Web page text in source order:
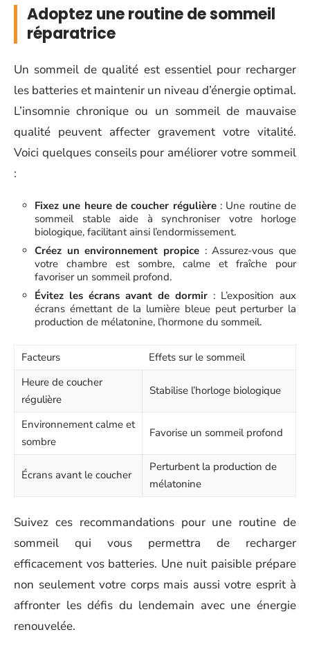
Adoptez une routine de sommeil
réparatrice
Un sommeil de qualité est essentiel pour recharger
les batteries et maintenir un niveau d’énergie optimal.
L’insomnie chronique ou un sommeil de mauvaise
qualité peuvent affecter gravement votre vitalité.
Voici quelques conseils pour améliorer votre sommeil
:
Fixez une heure de coucher régulière: Une routine de
sommeil stable aide à synchroniser votre horloge
biologique, facilitant ainsi l’endormissement.
Créez un environnement propice : Assurez-vous que
votre chambre est sombre, calme et fraîche pour
favoriser un sommeil profond.
Évitez les écrans avant de dormir : L’exposition aux
écrans émettant de la lumière bleue peut perturber la
production de mélatonine, l’hormone du sommeil.
Facteurs
Effets sur le sommeil
Heure de coucher
régulière
Stabilise l’horloge biologique
Environnement calme et
sombre
Favorise un sommeil profond
Écrans avant le coucher
Perturbent la production de
mélatonine
Suivez ces recommandations pour une routine de
sommeil qui vous permettra de recharger
efficacement vos batteries. Une nuit paisible prépare
non seulement votre corps mais aussi votre esprit à
affronter les défis du lendemain avec une énergie
renouvelée.